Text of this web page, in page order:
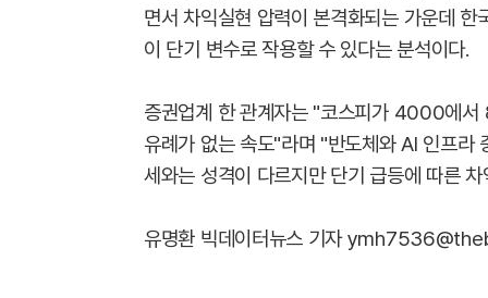
면서 차익실현 압력이 본격화되는 가운데
이 단기 변수로 작용할 수 있다는 분석이다.
증권업계 한 관계자는 "코스피가 4000에
유례가 없는 속도"라며 "반도체와 AI 인프라
세와는 성격이 다르지만 단기 급등에 따른
유명환 빅데이터뉴스 기자